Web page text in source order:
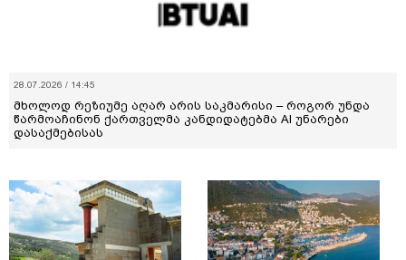
28.07.2026 / 14:45
მხოლოდ რეზიუმე აღარ არის საკმარისი – როგორ უნდა
წარმოაჩინონ ქართველმა კანდიდატებმა AI უნარები
დასაქმებისას